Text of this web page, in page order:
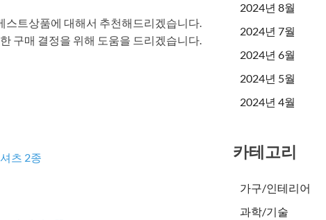
스트상품에 대해서 추천해드리겠습니다.
구매 결정을 위해 도움을 드리겠습니다.
츠 2종
2024년 8월
2024년 7월
2024년 6월
2024년 5월
2024년 4월
카테고리
가구/인테리어
과학/기술